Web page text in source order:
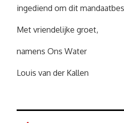
ingediend om dit
Met vriendelijke groet,
namens Ons Water
Louis van der Kallen